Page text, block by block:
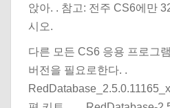
앉아. . 참고: 전주 CS6에만
시오.
다른 모든 CS6 응용 프로그
버전을 필요로한다. .